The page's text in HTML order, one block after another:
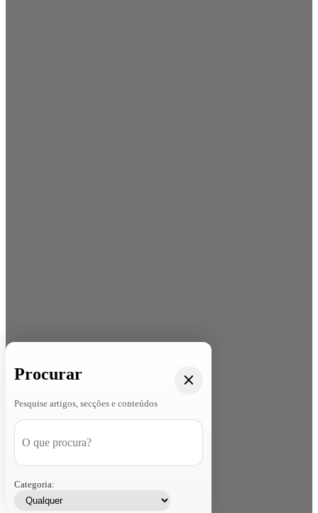
Procurar
Pesquise artigos, secções e conteúdos
Categoria: